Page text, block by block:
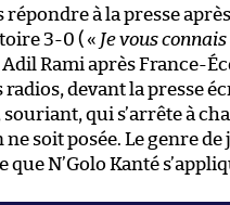
répondre à la presse
3-0 ( « Je vous
Adil Rami après France-
devant la presse
souriant, qui s’arrête à
soit posée. Le genre
N’Golo Kanté